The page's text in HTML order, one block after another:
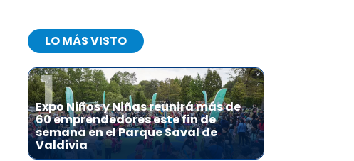
LO MÁS VISTO
1
Expo Niños y Niñas reunirá más de
60 emprendedores este fin de
semana en el Parque Saval de
Valdivia